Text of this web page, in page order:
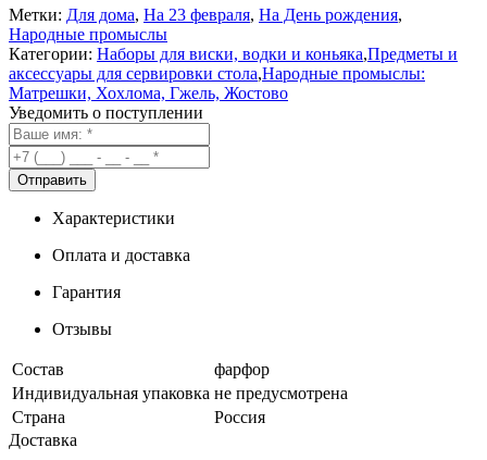
Метки: Для дома, На 23 февраля, На День рождения,
Народные промыслы
Категории: Наборы для виски, водки и коньяка,Предметы и
аксессуары для сервировки стола,Народные промыслы:
Матрешки, Хохлома, Гжель, Жостово
Уведомить о поступлении
Характеристики
Оплата и доставка
Гарантия
Отзывы
Состав
фарфор
Индивидуальная упаковка не предусмотрена
Страна
Россия
Доставка